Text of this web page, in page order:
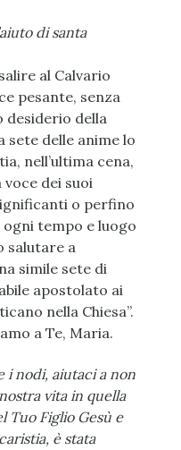
di santa
al Calvario
pesante, senza
desiderio della
sete delle anime lo
nell’ultima cena,
voce dei suoi
o perfino
tempo e luogo
salutare a
simile sete di
apostolato ai
nella Chiesa”.
a Te, Maria.
i nodi, aiutaci a non
vita in quella
Tuo Figlio Gesù e
è stata